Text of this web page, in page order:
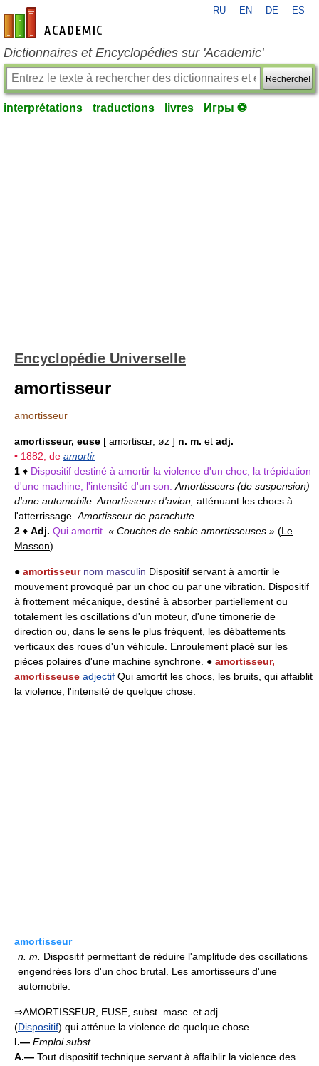
fr-academic.com
RU EN DE ES
Dictionnaires et Encyclopédies sur 'Academic'
Recherche!
interprétations traductions livres Игры ⚽
Encyclopédie Universelle
amortisseur
amortisseur
amortisseur, euse [ amɔrtisɶr, øz ] n. m. et adj.
• 1882; de amortir
1 ♦ Dispositif destiné à amortir la violence d'un choc, la trépidation
d'une machine, l'intensité d'un son. Amortisseurs (de suspension)
d'une automobile. Amortisseurs d'avion, atténuant les chocs à
l'atterrissage. Amortisseur de parachute.
2 ♦ Adj. Qui amortit. « Couches de sable amortisseuses » (Le
Masson)
● amortisseur nom masculin Dispositif servant à amortir le
mouvement provoqué par un choc ou par une vibration. Dispositif
à frottement mécanique, destiné à absorber partiellement ou
totalement les oscillations d'un moteur, d'une timonerie de
direction ou, dans le sens le plus fréquent, les débattements
verticaux des roues d'un véhicule. Enroulement placé sur les
pièces polaires d'une machine synchrone. ● amortisseur,
amortisseuse adjectif Qui amortit les chocs, les bruits, qui affaiblit
la violence, l'intensité de quelque chose.
amortisseur
n. m.
Dispositif permettant de réduire l'amplitude des oscillations
engendrées lors d'un choc brutal. Les amortisseurs d'une
automobile.
⇒AMORTISSEUR, EUSE, subst. masc. et adj.
(Dispositif) qui atténue la violence de quelque chose.
I.— Emploi subst.
A.— Tout dispositif technique servant à affaiblir la violence des